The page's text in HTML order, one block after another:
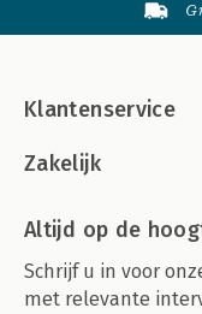
Klantenservice
Zakelijk
Altijd op de
Schrijf u in voor
met relevante